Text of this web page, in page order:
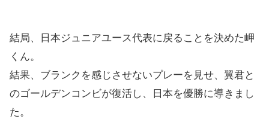
結局、日本ジュニアユース代表に戻ることを決めた岬
くん。
結果、ブランクを感じさせないプレーを見せ、翼君と
のゴールデンコンビが復活し、日本を優勝に導きまし
た。